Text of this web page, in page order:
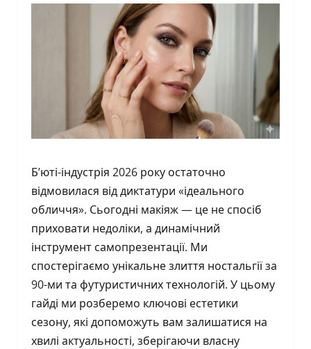
Б’юті-індустрія 2026 року остаточно
відмовилася від диктатури «ідеального
обличчя». Сьогодні макіяж — це не спосіб
приховати недоліки, а динамічний
інструмент самопрезентації. Ми
спостерігаємо унікальне злиття ностальгії за
90-ми та футуристичних технологій. У цьому
гайді ми розберемо ключові естетики
сезону, які допоможуть вам залишатися на
хвилі актуальності, зберігаючи власну